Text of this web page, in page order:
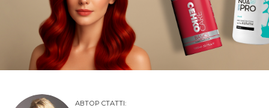
АВТОР СТАТТІ: